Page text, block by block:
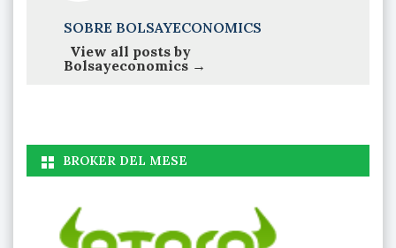
SOBRE BOLSAYECONOMICS
View all posts by
Bolsayeconomics →
BROKER DEL MESE